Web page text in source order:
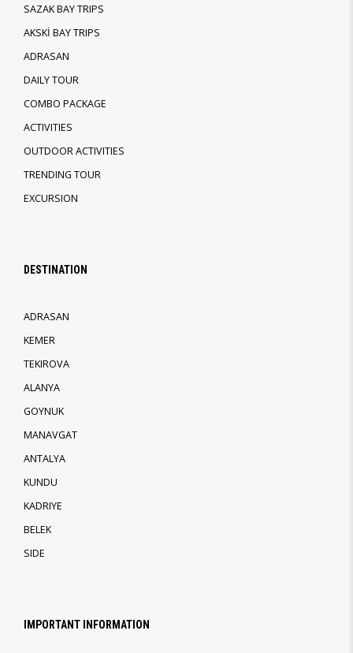
SAZAK BAY TRIPS
AKSKİ BAY TRIPS
ADRASAN
DAILY TOUR
COMBO PACKAGE
ACTIVITIES
OUTDOOR ACTIVITIES
TRENDING TOUR
EXCURSION
DESTINATION
ADRASAN
KEMER
TEKIROVA
ALANYA
GOYNUK
MANAVGAT
ANTALYA
KUNDU
KADRIYE
BELEK
SIDE
IMPORTANT INFORMATION